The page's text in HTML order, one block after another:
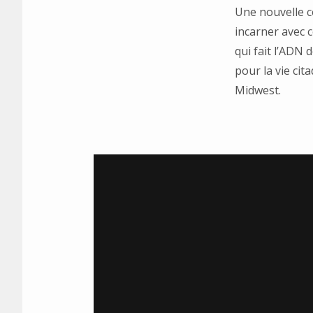
Une nouvelle
incarner avec
qui fait l’ADN
pour la vie
Midwest.